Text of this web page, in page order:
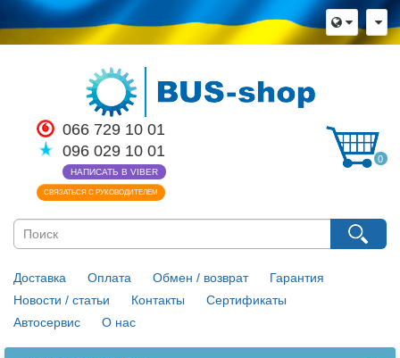
066 729 10 01
096 029 10 01
НАПИСАТЬ В VIBER
СВЯЗАТЬСЯ С РУКОВОДИТЕЛЕМ
0
Доставка Оплата Обмен / возврат
Гарантия
Новости / статьи
Контакты
Сертификаты
Автосервис
О нас